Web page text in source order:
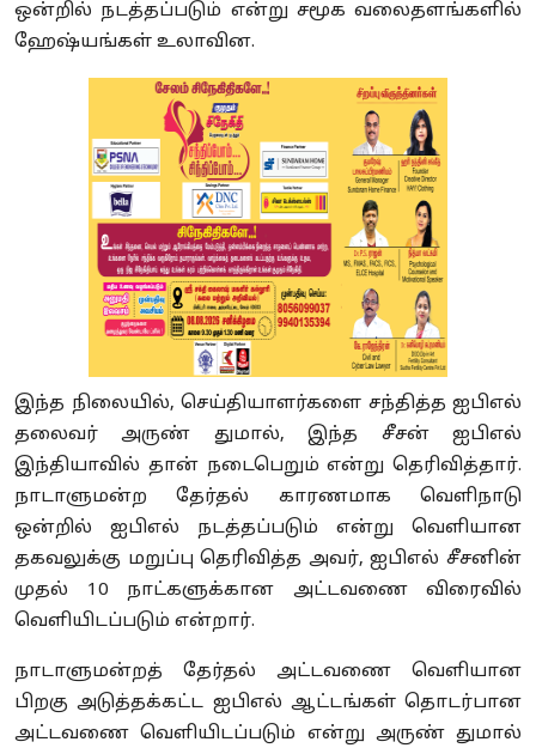
ஒன்றில் நடத்தப்படும் என்று சமூக வலைதளங்களில்
ஹேஷ்யங்கள் உலாவின.
இந்த நிலையில், செய்தியாளர்களை சந்தித்த ஐபிஎல்
தலைவர் அருண் துமால், இந்த சீசன் ஐபிஎல்
இந்தியாவில் தான் நடைபெறும் என்று தெரிவித்தார்.
நாடாளுமன்ற தேர்தல் காரணமாக வெளிநாடு
ஒன்றில் ஐபிஎல் நடத்தப்படும் என்று வெளியான
தகவலுக்கு மறுப்பு தெரிவித்த அவர், ஐபிஎல் சீசனின்
முதல் 10 நாட்களுக்கான அட்டவணை விரைவில்
வெளியிடப்படும் என்றார்.
நாடாளுமன்றத் தேர்தல் அட்டவணை வெளியான
பிறகு அடுத்தக்கட்ட ஐபிஎல் ஆட்டங்கள் தொடர்பான
அட்டவணை வெளியிடப்படும் என்று அருண் துமால்